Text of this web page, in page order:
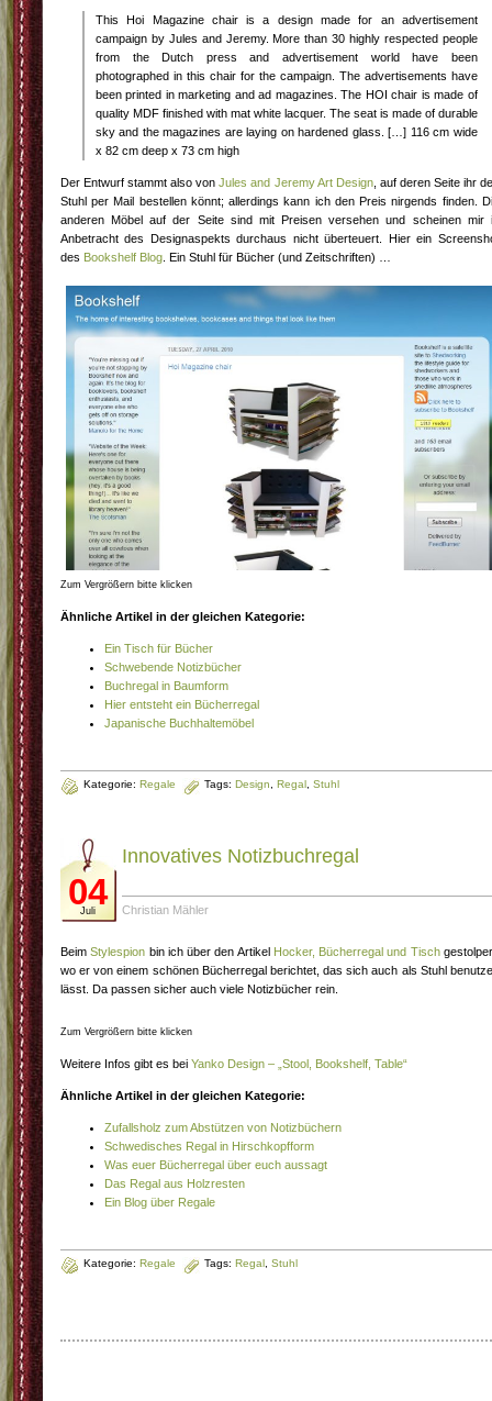
This Hoi Magazine chair is a design made for an advertisement
campaign by Jules and Jeremy. More than 30 highly respected people
from the Dutch press and advertisement world have been
photographed in this chair for the campaign. The advertisements have
been printed in marketing and ad magazines. The HOI chair is made of
quality MDF finished with mat white lacquer. The seat is made of durable
sky and the magazines are laying on hardened glass. […] 116 cm wide
x 82 cm deep x 73 cm high
Der Entwurf stammt also vonJules and Jeremy Art Design, auf deren Seite ihr
Stuhl per Mail bestellen könnt; allerdings kann ich den Preis nirgends finden.
anderen Möbel auf der Seite sind mit Preisen versehen und scheinen mir
Anbetracht des Designaspekts durchaus nicht überteuert. Hier ein
des Bookshelf Blog . Ein Stuhl für Bücher (und Zeitschriften) …
Zum Vergrößern bitte klicken
Ähnliche Artikel in der gleichen Kategorie:
Ein Tisch für Bücher
Schwebende Notizbücher
Buchregal in Baumform
Hier entsteht ein Bücherregal
Japanische Buchhaltemöbel
Kategorie: Regale Tags: Design Regal Stuhl
04
Juli
Innovatives Notizbuchregal
Christian Mähler
BeimStylespion bin ich über den Artikel Hocker, Bücherregal und Tisch
wo er von einem schönen Bücherregal berichtet, das sich auch als Stuhl
lässt. Da passen sicher auch viele Notizbücher rein.
Zum Vergrößern bitte klicken
Weitere Infos gibt es bei Yanko Design – „Stool, Bookshelf, Table“
Ähnliche Artikel in der gleichen Kategorie:
Zufallsholz zum Abstützen von Notizbüchern
Schwedisches Regal in Hirschkopfform
Was euer Bücherregal über euch aussagt
Das Regal aus Holzresten
Ein Blog über Regale
Kategorie: Regale Tags: Regal Stuhl